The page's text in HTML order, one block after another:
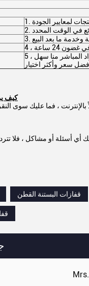
لمعايير الجودة
في الوقت المحدد
5 ، نضمن الجودة والخدمة الواقعية ، ستجد أن الاستيراد المباشر منا سهل
11.
أي أسئلة أو مشاكل ، فلا
قفازات البستنة القطن